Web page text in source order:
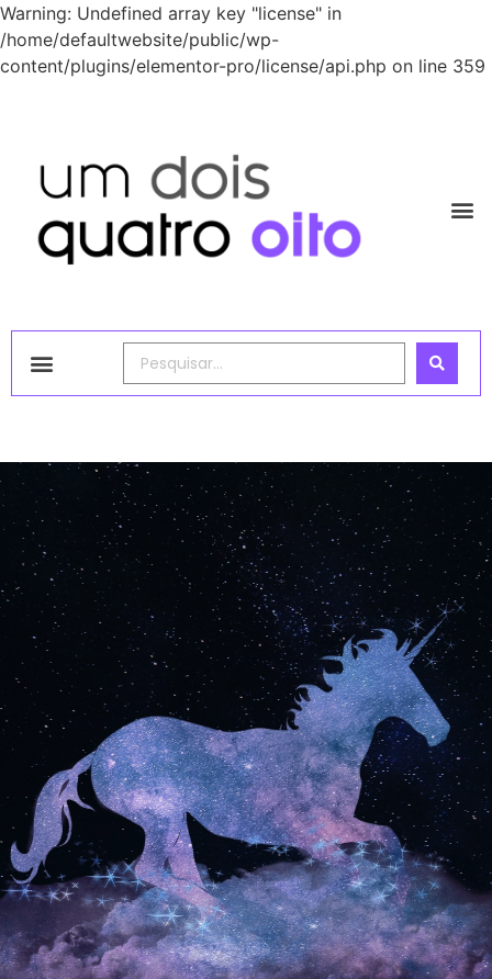
Warning: Undefined array key "license" in
/home/defaultwebsite/public/wp-
content/plugins/elementor-pro/license/api.php on line 359